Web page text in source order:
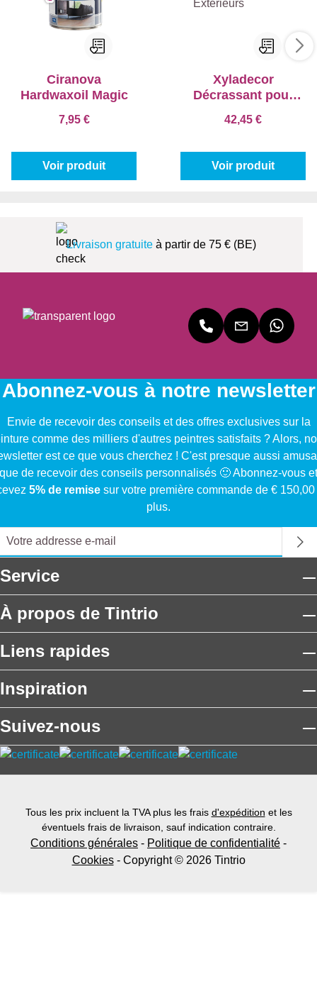
Ciranova
Hardwaxoil Magic
7,95 €
Voir produit
Xyladecor
Décrassant pour
42,45 €
Voir produit
Livraison gratuiteà partir de 75 € (BE)
Abonnez-vous à notre newsletter
Envie de recevoir des conseils et des offres exclusives sur la
comme des milliers d'autres peintres satisfaits ? Alors,
est ce que vous cherchez ! C'est presque aussi
que de recevoir des conseils personnalisés 🙂 Abonnez-vous et
5% de remise sur votre première commande de € 150,00
plus.
Service
À propos de Tintrio
Liens rapides
Inspiration
Suivez-nous
Tous les prix incluent la TVA plus les frais d'expédition et les
éventuels frais de livraison, sauf indication contraire.
Conditions générales - Politique de confidentialité -
Cookies- Copyright © 2026 Tintrio